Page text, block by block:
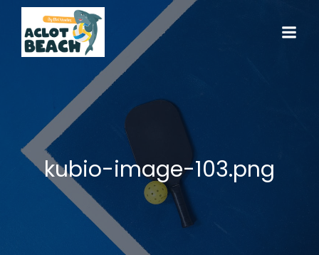
kubio-image-103.png